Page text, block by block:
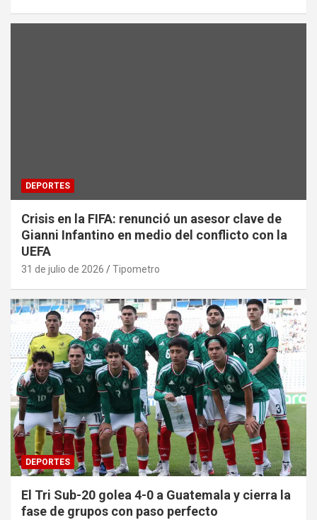
DEPORTES
Crisis en la FIFA: renunció un asesor clave de
Gianni Infantino en medio del conflicto con la
UEFA
31 de julio de 2026 Tipometro
DEPORTES
El Tri Sub-20 golea 4-0 a Guatemala y cierra la
fase de grupos con paso perfecto